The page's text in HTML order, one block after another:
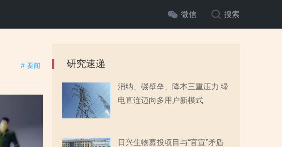
微信 搜索
# 要闻 研究速递
消纳、碳壁垒、降本三重压力 绿
电直连迈向多用户新模式
日兴生物募投项目与“官宣”矛盾